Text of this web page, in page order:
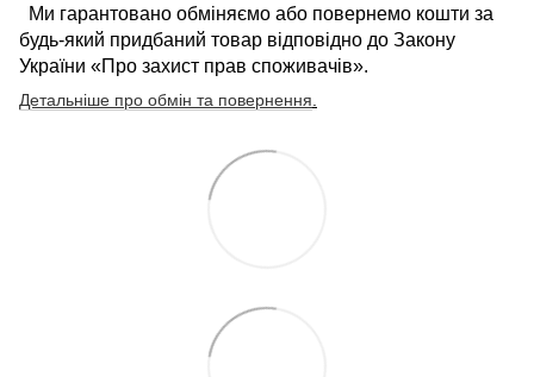
Ми гарантовано обміняємо або повернемо кошти за
будь-який придбаний товар відповідно до Закону
України «Про захист прав споживачів».
Детальніше про обмін та повернення